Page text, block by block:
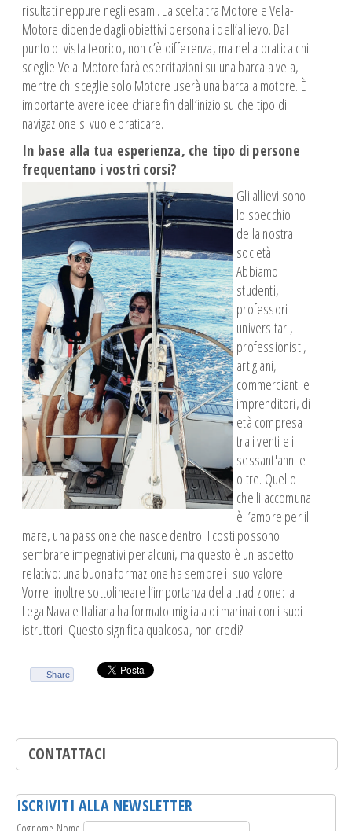
risultati neppure negli esami. La scelta tra Motore e Vela-
Motore dipende dagli obiettivi personali dell’allievo. Dal
punto di vista teorico, non c’è differenza, ma nella pratica chi
sceglie Vela-Motore farà esercitazioni su una barca a vela,
mentre chi sceglie solo Motore userà una barca a motore. È
importante avere idee chiare fin dall’inizio su che tipo di
navigazione si vuole praticare.
In base alla tua esperienza, che tipo di persone
frequentano i vostri corsi?
Gli allievi sono
lo specchio
della nostra
società.
Abbiamo
studenti,
professori
universitari,
professionisti,
artigiani,
commercianti e
imprenditori, di
età compresa
tra i venti e i
sessant'anni e
oltre. Quello
che li accomuna
è l’amore per il
mare, una passione che nasce dentro. I costi possono
sembrare impegnativi per alcuni, ma questo è un aspetto
relativo: una buona formazione ha sempre il suo valore.
Vorrei inoltre sottolineare l’importanza della tradizione: la
Lega Navale Italiana ha formato migliaia di marinai con i suoi
istruttori. Questo significa qualcosa, non credi?
Share
CONTATTACI
ISCRIVITI ALLA NEWSLETTER